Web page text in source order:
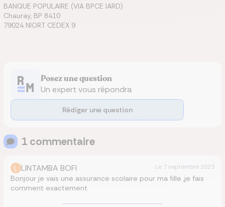
BANQUE POPULAIRE (VIA BPCE IARD)
Chauray, BP 8410
79024 NIORT CEDEX 9
Posez une question
Un expert vous répondra
Rédiger une question
1 commentaire
L LINTAMBA BOFI Le 7 septembre 2023
Bonjour je vais une assurance scolaire pour ma fille ,je fais
comment exactement